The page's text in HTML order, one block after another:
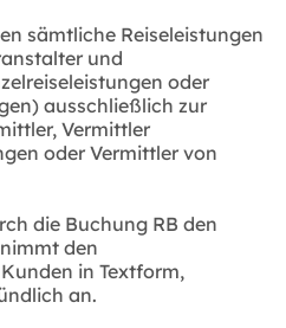
sämtliche Reiseleistungen
und
oder
ausschließlich zur
Vermittler
oder Vermittler von
die Buchung RB den
den
in Textform,
an.